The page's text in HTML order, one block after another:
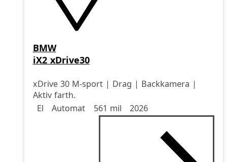
BMW
iX2 xDrive30
xDrive 30 M-sport | Drag | Backkamera |
Aktiv farth.
Drivmedel
El
Drivmedel
Automat
Miltal 561 mil
årsmodell 2026